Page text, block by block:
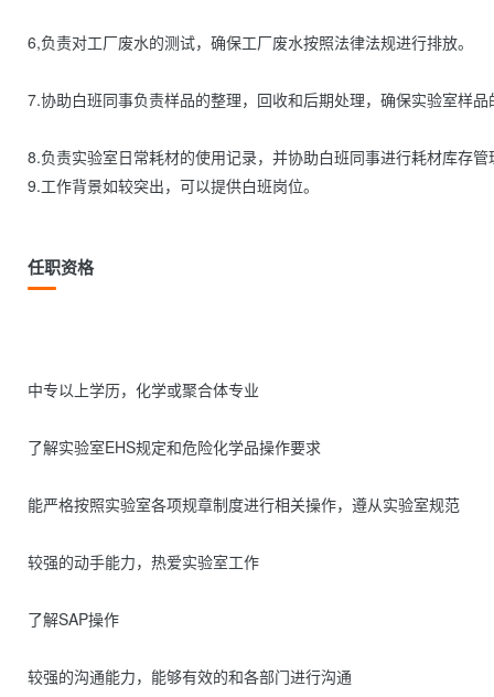
6,负责对工厂废水的测试，确保工厂废水按照法律法规进行排放。
7.协助白班同事负责样品的整理，回收和后期处理，确保实验室样
8.负责实验室日常耗材的使用记录，并协助白班同事进行耗材库存
9.工作背景如较突出，可以提供白班岗位。
任职资格
中专以上学历，化学或聚合体专业
了解实验室EHS规定和危险化学品操作要求
能严格按照实验室各项规章制度进行相关操作，遵从实验室规范
较强的动手能力，热爱实验室工作
了解SAP操作
较强的沟通能力，能够有效的和各部门进行沟通